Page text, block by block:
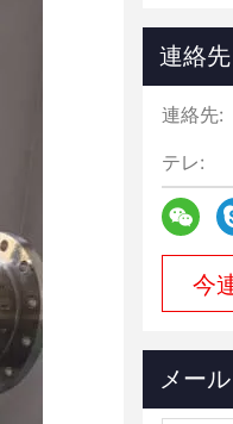
連絡先
連絡先:
テレ:
今
メール